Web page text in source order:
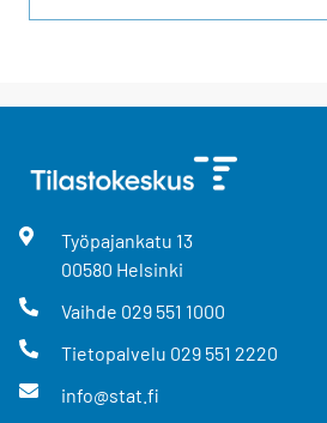
Työpajankatu 13
00580 Helsinki
Vaihde 029 551 1000
Tietopalvelu 029 551 2220
info@stat.fi